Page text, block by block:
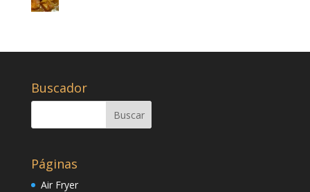
Buscador
Páginas
Air Fryer